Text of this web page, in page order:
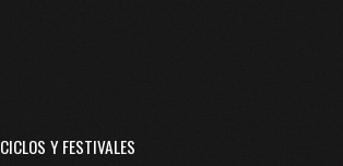
CICLOS Y FESTIVALES